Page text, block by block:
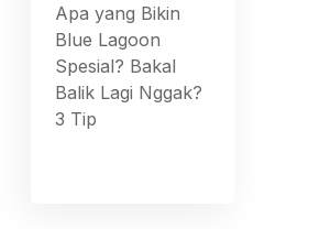
Apa yang Bikin
Blue Lagoon
Spesial? Bakal
Balik Lagi Nggak?
3 Tip